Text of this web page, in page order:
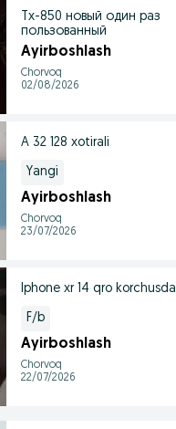
Tx-850 новый один раз
пользованный
Ayirboshlash
Chorvoq
02/08/2026
A 32 128 xotirali
Yangi
Ayirboshlash
Chorvoq
23/07/2026
Iphone xr 14 qro korchusda
F/b
Ayirboshlash
Chorvoq
22/07/2026